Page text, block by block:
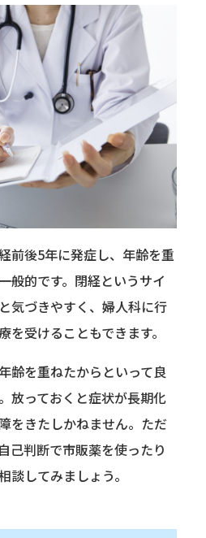
前後5年に発症し、年齢を重
般的です。閉経というサイ
気づきやすく、婦人科に行
受けることもできます。
齢を重ねたからといって良
放っておくと症状が長期化
をきたしかねません。ただ
己判断で市販薬を使ったり
談してみましょう。